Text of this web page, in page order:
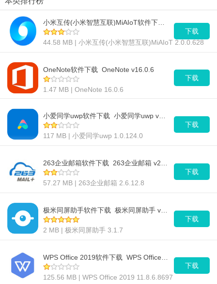
44.58 MB | 小米互传(小米智慧互联)MiAIoT 2.0.0.628
下载
OneNote软件下载_OneNote v16.0.6
1.47 MB | OneNote 16.0.6
下载
117 MB | 小爱同学uwp 1.0.124.0
下载
57.27 MB | 263企业邮箱 2.6.12.8
下载
2 MB | 极米同屏助手 3.1.7
下载
125.56 MB | WPS Office 2019 11.8.6.8697
下载